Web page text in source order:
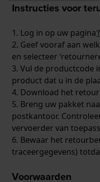
Instructies voor
1. Log in op uw pagina
2. Geef vooraf aan
en selecteer
3. Vul de productcode
product dat u in de
4. Download het
5. Breng uw pakket
postkantoor.
vervoerder van
6. Bewaar het
traceergegevens)
Voorwaarden